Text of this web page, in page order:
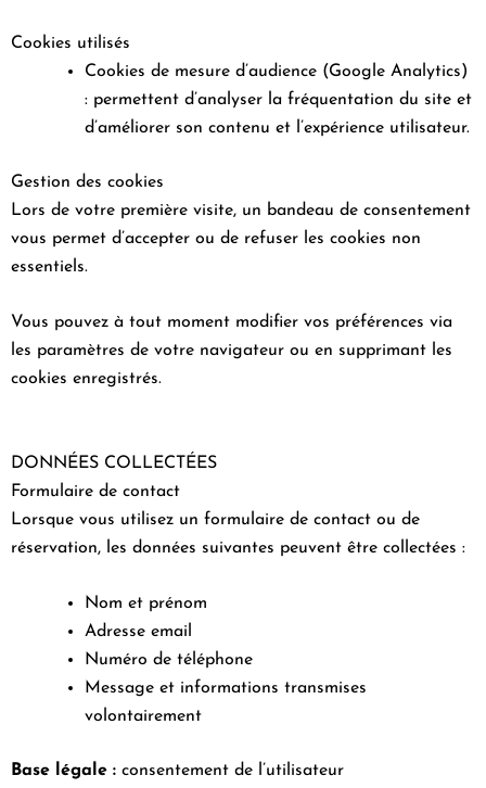
Cookies utilisés
Cookies de mesure d’audience (Google Analytics)
: permettent d’analyser la fréquentation du site et
d’améliorer son contenu et l’expérience utilisateur.
Gestion des cookies
Lors de votre première visite, un bandeau de consentement
vous permet d’accepter ou de refuser les cookies non
essentiels.
Vous pouvez à tout moment modifier vos préférences via
les paramètres de votre navigateur ou en supprimant les
cookies enregistrés.
DONNÉES COLLECTÉES
Formulaire de contact
Lorsque vous utilisez un formulaire de contact ou de
réservation, les données suivantes peuvent être collectées :
Nom et prénom
Adresse email
Numéro de téléphone
Message et informations transmises
volontairement
Base légale : consentement de l’utilisateur